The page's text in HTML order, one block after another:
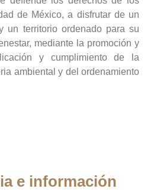
de México, a disfrutar de un
un territorio ordenado para su
mediante la promoción y
y cumplimiento de la
ambiental y del ordenamiento
e información